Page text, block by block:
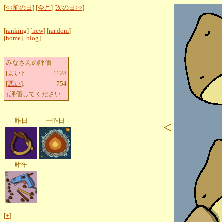
[<<前の日 ] [今月 ] [次の日>>]
[ranking] [new] [random]
[home] [blog]
みなさんの評価
[よい]:
1128
[悪い]:
754
↑評価してください
昨日 一昨日
昨年
[+]
<